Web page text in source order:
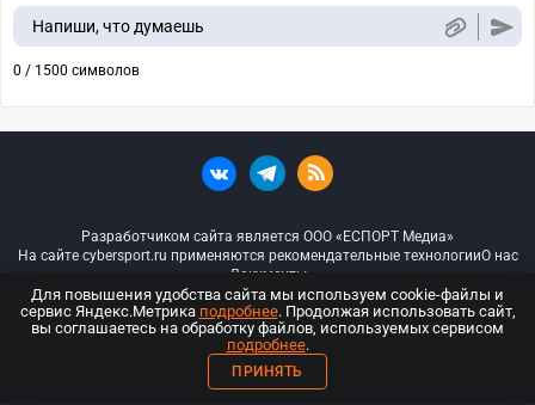
Напиши, что думаешь
0 / 1500 символов
Разработчиком сайта является ООО «ЕСПОРТ Медиа»
На сайте cybersport.ru применяются рекомендательные технологииО нас
Документы
© ООО «Киберспорт.ру» — Все права защищены
18+
ООО «Киберспорт.ру». Свидетельство о регистрации средств массовой
Для повышения удобства сайта мы используем cookie-файлы и
сервис Яндекс.Метрика подробнее. Продолжая использовать сайт,
вы соглашаетесь на обработку файлов, используемых сервисом
подробнее.
ПРИНЯТЬ